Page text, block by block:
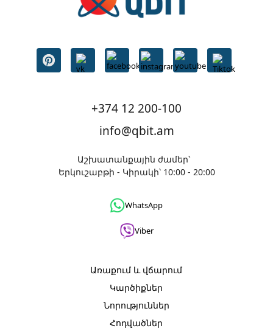
+374 12 200-100
info@qbit.am
Աշխատանքային ժամեր՝
Երկուշաբթի - Կիրակի՝ 10:00 - 20:00
WhatsApp
Viber
Առաքում և վճարում
Կարծիքներ
Նորություններ
Հոդվածներ